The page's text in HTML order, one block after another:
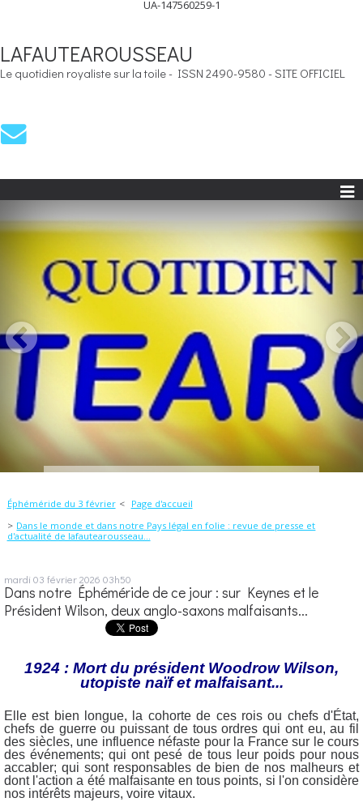
UA-147560259-1
LAFAUTEAROUSSEAU
Le quotidien royaliste sur la toile - ISSN 2490-9580 - SITE OFFICIEL
Éphéméride du 3 février
Page d'accueil
Dans le monde et dans notre Pays légal en folie : revue de presse et
d'actualité de lafautearousseau...
mardi 03 février 2026 03h50
Dans notre Éphéméride de ce jour : sur Keynes et le
Président Wilson, deux anglo-saxons malfaisants...
1924 : Mort du président Woodrow Wilson,
utopiste naïf et malfaisant...
Elle est bien longue, la cohorte de ces rois ou chefs d'État,
chefs de guerre ou puissant de tous ordres qui ont eu, au fil
des siècles, une influence néfaste pour la France sur le cours
des événements; qui ont pesé de tous leur poids pour nous
accabler; qui sont responsables de bien de nos malheurs et
dont l'action a été malfaisante en tous points, si l'on considère
nos intérêts majeurs, voire vitaux.